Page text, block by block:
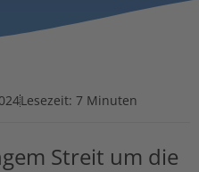
Lesezeit: 7 Minuten
Streit um die